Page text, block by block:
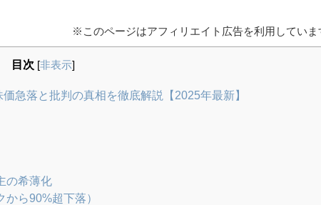
※このページはアフィリエイト広告を利用していま
目次 [非表示
急落と批判の真相を徹底解説【2025年最新】
の希薄化
ら90%超下落）